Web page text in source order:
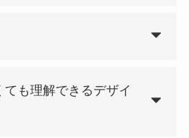
ても理解できるデザイ